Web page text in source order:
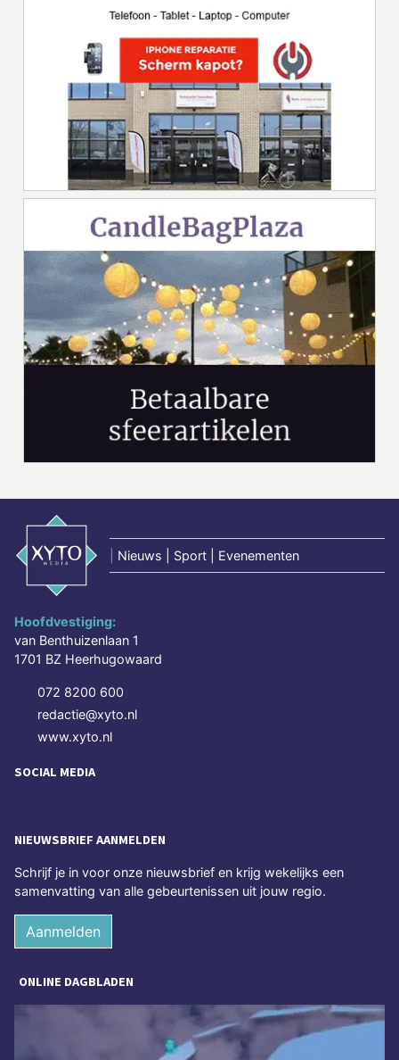
Nieuws | Sport | Evenementen
Hoofdvestiging:
van Benthuizenlaan 1
1701 BZ Heerhugowaard
072 8200 600
redactie@xyto.nl
www.xyto.nl
SOCIAL MEDIA
NIEUWSBRIEF AANMELDEN
Schrijf je in voor onze nieuwsbrief en krijg wekelijks een
samenvatting van alle gebeurtenissen uit jouw regio.
Aanmelden
ONLINE DAGBLADEN